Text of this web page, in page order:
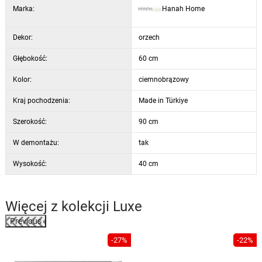
Marka: Hanah Home
Dekor: orzech
Głębokość: 60 cm
Kolor: ciemnobrązowy
Kraj pochodzenia: Made in Türkiye
Szerokość: 90 cm
W demontażu: tak
Wysokość: 40 cm
Więcej z kolekcji Luxe
Previous
-27% -22%